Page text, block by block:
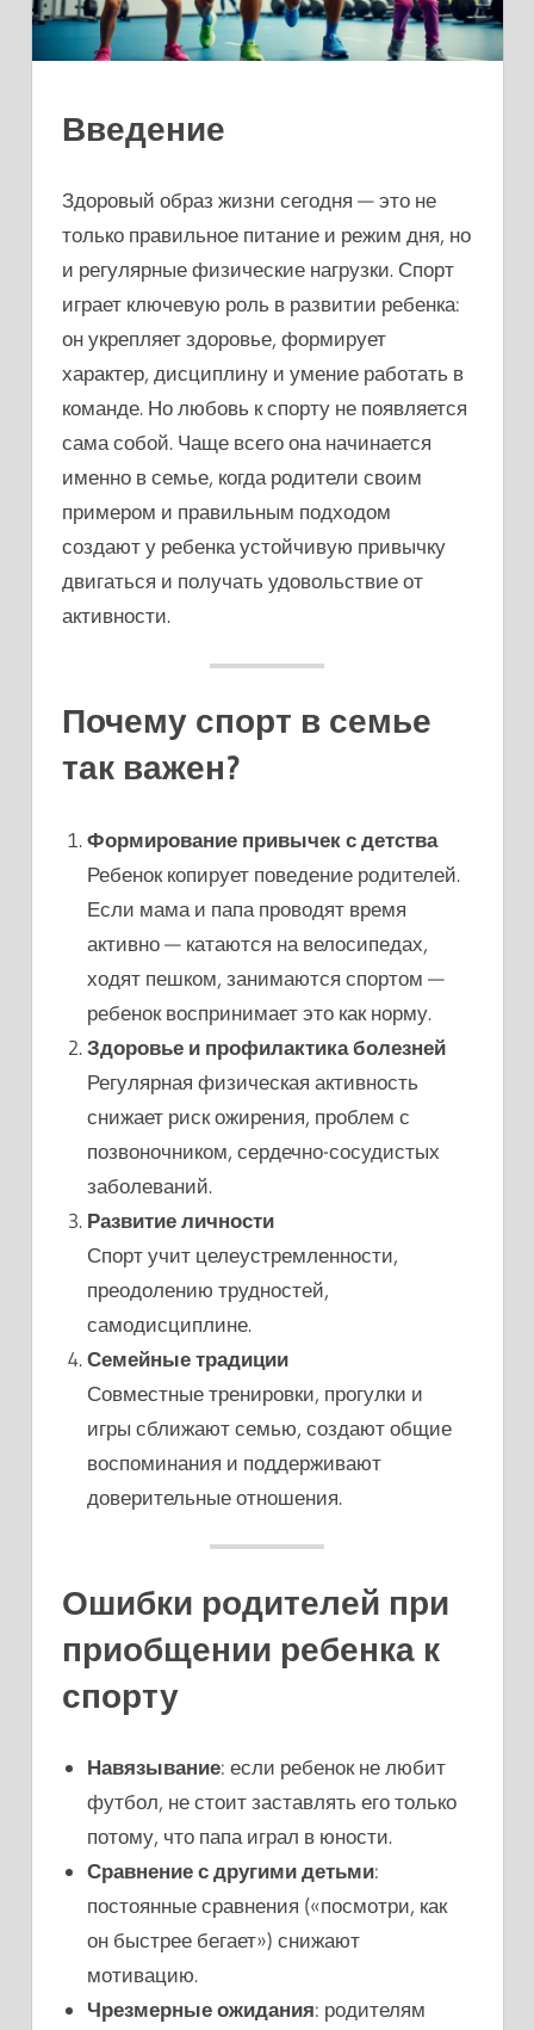
Введение
Здоровый образ жизни сегодня — это не
только правильное питание и режим дня, но
и регулярные физические нагрузки. Спорт
играет ключевую роль в развитии ребенка:
он укрепляет здоровье, формирует
характер, дисциплину и умение работать в
команде. Но любовь к спорту не появляется
сама собой. Чаще всего она начинается
именно в семье, когда родители своим
примером и правильным подходом
создают у ребенка устойчивую привычку
двигаться и получать удовольствие от
активности.
Почему спорт в семье
так важен?
Формирование привычек с детства
Ребенок копирует поведение родителей.
Если мама и папа проводят время
активно — катаются на велосипедах,
ходят пешком, занимаются спортом —
ребенок воспринимает это как норму.
Здоровье и профилактика болезней
Регулярная физическая активность
снижает риск ожирения, проблем с
позвоночником, сердечно-сосудистых
заболеваний.
Развитие личности
Спорт учит целеустремленности,
преодолению трудностей,
самодисциплине.
Семейные традиции
Совместные тренировки, прогулки и
игры сближают семью, создают общие
воспоминания и поддерживают
доверительные отношения.
Ошибки родителей при
приобщении ребенка к
спорту
Навязывание: если ребенок не любит
футбол, не стоит заставлять его только
потому, что папа играл в юности.
Сравнение с другими детьми:
постоянные сравнения («посмотри, как
он быстрее бегает») снижают
мотивацию.
Чрезмерные ожидания: родителям